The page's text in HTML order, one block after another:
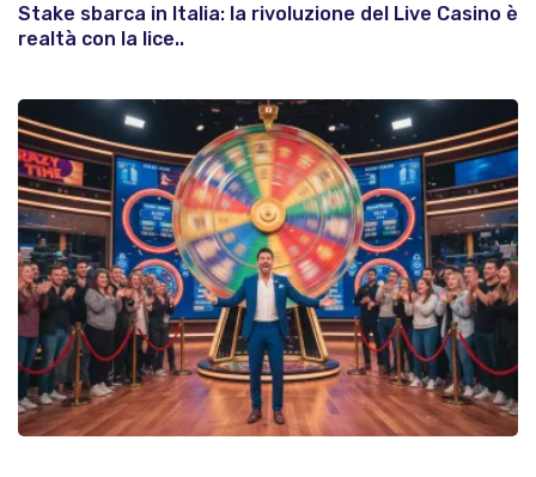
Stake sbarca in Italia: la rivoluzione del Live Casino è
realtà con la lice..